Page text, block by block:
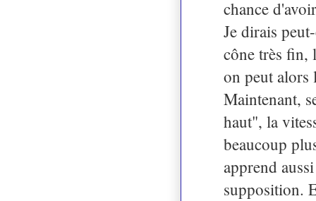
chance
Je dirais
cône très fin,
on peut alors
Maintenant,
haut", la
beaucoup
apprend
supposition.